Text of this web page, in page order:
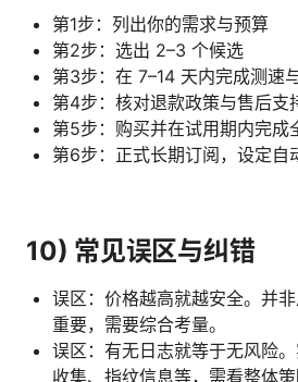
第1步：列出你的需求与预算
第2步：选出 2–3 个候选
第3步：在 7–14 天内完成测速
第4步：核对退款政策与售后支
第5步：购买并在试用期内完成
第6步：正式长期订阅，设定自
10) 常见误区与纠错
误区：价格越高就越安全。并
重要，需要综合考量。
误区：有无日志就等于无风险
收集、指纹信息等，需看整体策